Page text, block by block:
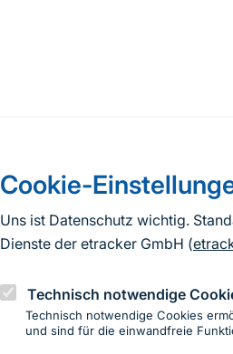
Cookie-
Uns ist Datenschutz wichtig.
Dienste der etracker GmbH (
Technisch notwendige
Technisch notwendige Cookies
und sind für die einwandfreie